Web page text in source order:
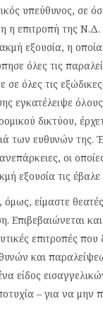
υπεύθυνος, σε
η επιτροπή της
εξουσία, η
όλες τις
όλες τις
εγκατέλειψε
δικτύου,
των ευθυνών της.
οι
εξουσία τις
είμαστε
και
επιτροπές που
και
είδος
– για να μην